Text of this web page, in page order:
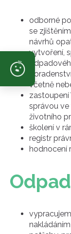
odborné
se
návrhů
vytvoření,
včetně
zastoupení
správou
životního
školení v
registr
hodnocení